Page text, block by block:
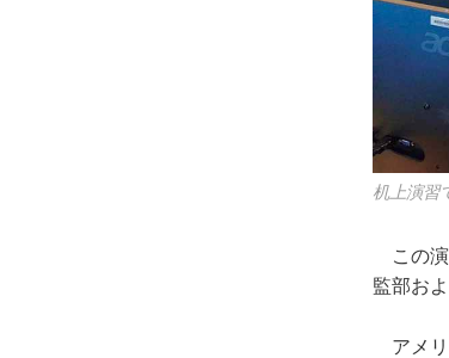
机上演習
この演
監部お
アメリ